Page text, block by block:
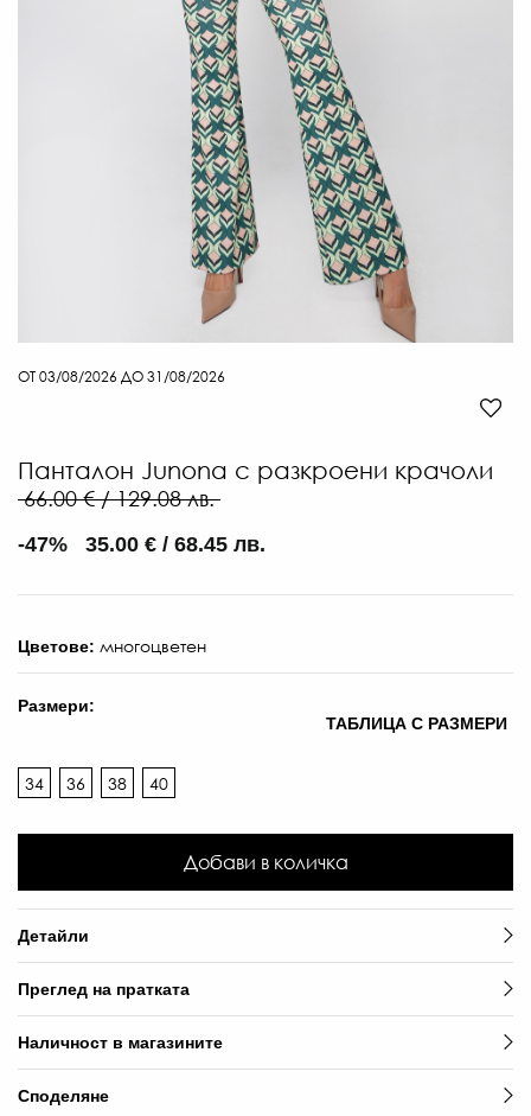
ОТ 03/08/2026 ДО 31/08/2026
Панталон Junona с разкроени крачоли
66.00 € / 129.08 лв.
-47% 35.00 € / 68.45 лв.
Цветове: многоцветен
Размери:
ТАБЛИЦА С РАЗМЕРИ
34 36 38 40
Добави в количка
Детайли
Преглед на пратката
Наличност в магазините
Споделяне